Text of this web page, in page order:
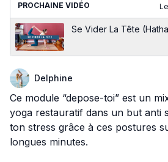
PROCHAINE VIDÉO
Se Vider La Tête
Delphine
Ce module “depose-toi” est un
yoga restauratif dans un but anti
ton stress grâce à ces postures
longues minutes.